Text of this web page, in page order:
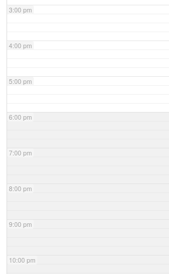
3:00 pm
4:00 pm
5:00 pm
6:00 pm
7:00 pm
8:00 pm
9:00 pm
10:00 pm